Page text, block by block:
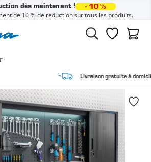
dès maintenant ! - 10 %
de 10 % de réduction sur tous les produits.
Liste dePanier
Livraison gratuite à domicile